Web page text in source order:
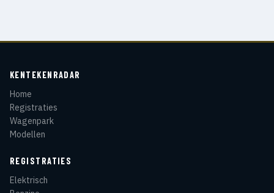
KENTEKENRADAR
Home
Registraties
Wagenpark
Modellen
REGISTRATIES
Elektrisch